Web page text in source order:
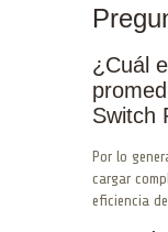
¿Cuál
Switch
Por lo
cargar
eficiencia